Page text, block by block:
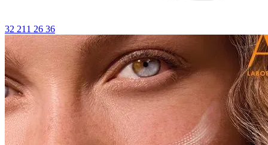
32 211 26 36